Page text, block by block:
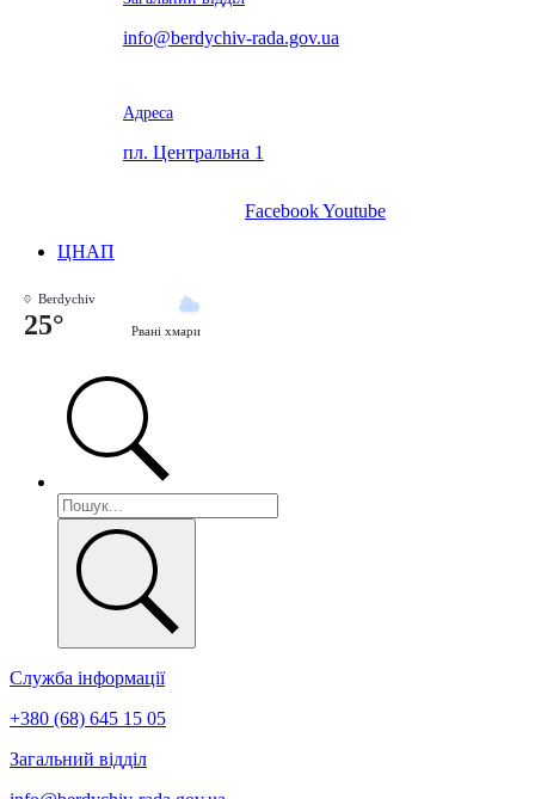
info@berdychiv-rada.gov.ua
Адреса
пл. Центральна 1
FacebookYoutube
ЦНАП
Berdychiv
25° Рвані хмари
Служба інформації
+380 (68) 645 15 05
Загальний відділ